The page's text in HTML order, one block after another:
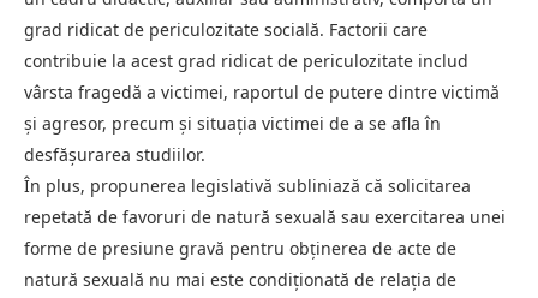
grad ridicat de periculozitate socială. Factorii care
contribuie la acest grad ridicat de periculozitate includ
vârsta fragedă a victimei, raportul de putere dintre victimă
și agresor, precum și situația victimei de a se afla în
desfășurarea studiilor.
În plus, propunerea legislativă subliniază că solicitarea
repetată de favoruri de natură sexuală sau exercitarea unei
forme de presiune gravă pentru obținerea de acte de
natură sexuală nu mai este condiționată de relația de